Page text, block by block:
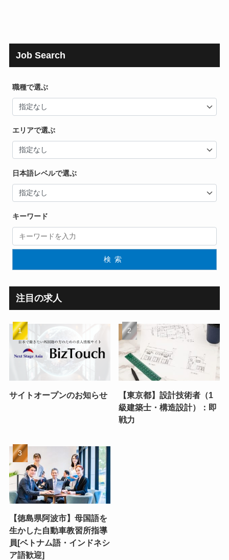
Job Search
職種で選ぶ
エリアで選ぶ
日本語レベルで選ぶ
キーワード
検索
注目の求人
サイトオープンのお知らせ
【東京都】設計技術者（1
級建築士・構造設計）：即
戦力
【徳島県阿波市】母国語を
生かした自動車教習所指導
員[ベトナム語・インドネシ
ア語歓迎]